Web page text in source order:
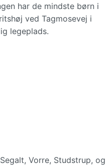
har de mindste børn i
ved Tagmosevej i
legeplads.
Vorre, Studstrup, og